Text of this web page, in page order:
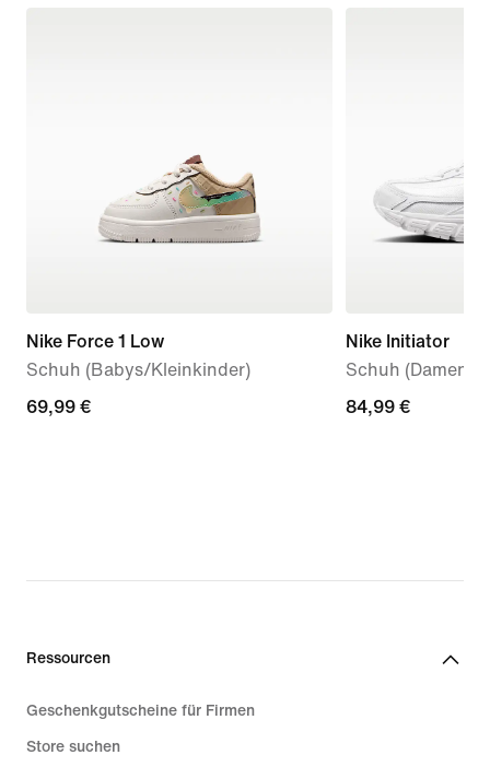
Nike Force 1 Low
Schuh (Babys/Kleinkinder)
69,99 €
69,99 €
Nike Initiator
Schuh (Damen)
84,99 €
84,99 €
Ressourcen
Geschenkgutscheine für Firmen
Store suchen